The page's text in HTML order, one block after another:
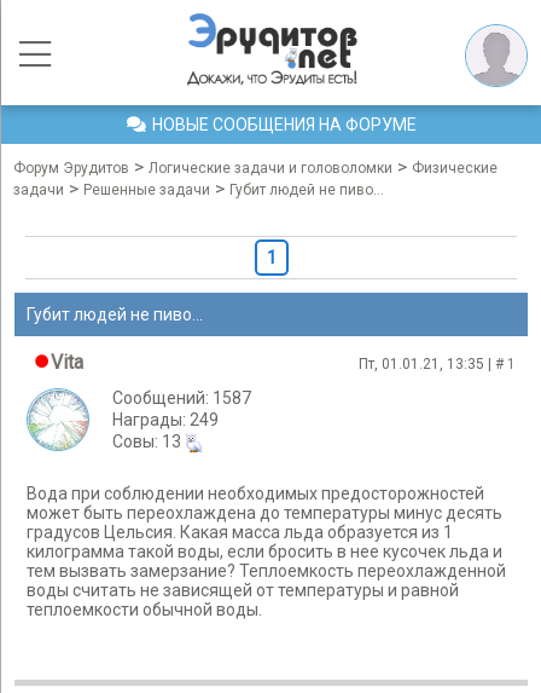
НОВЫЕ СООБЩЕНИЯ НА ФОРУМЕ
Форум Эрудитов > Логические задачи и головоломки > Физические
задачи > Решенные задачи > Губит людей не пиво...
1
Губит людей не пиво...
Vita Пт, 01.01.21, 13:35 | # 1
Сообщений: 1587
Награды: 249
Cовы: 13
Вода при соблюдении необходимых предосторожностей
может быть переохлаждена до температуры минус десять
градусов Цельсия. Какая масса льда образуется из 1
килограмма такой воды, если бросить в нее кусочек льда и
тем вызвать замерзание? Теплоемкость переохлажденной
воды считать не зависящей от температуры и равной
теплоемкости обычной воды.